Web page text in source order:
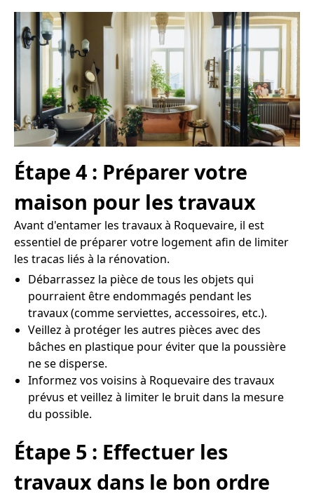
Étape 4 : Préparer votre
maison pour les travaux
Avant d'entamer les travaux à Roquevaire, il est
essentiel de préparer votre logement afin de limiter
les tracas liés à la rénovation.
Débarrassez la pièce de tous les objets qui
pourraient être endommagés pendant les
travaux (comme serviettes, accessoires, etc.).
Veillez à protéger les autres pièces avec des
bâches en plastique pour éviter que la poussière
ne se disperse.
Informez vos voisins à Roquevaire des travaux
prévus et veillez à limiter le bruit dans la mesure
du possible.
Étape 5 : Effectuer les
travaux dans le bon ordre